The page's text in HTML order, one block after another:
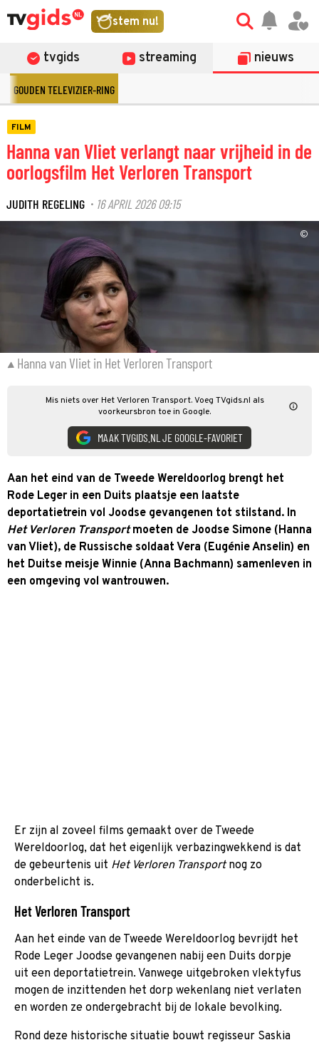
stem nu!
tvgids streaming nieuws
GOUDEN TELEVIZIER-RING
FILM
Hanna van Vliet verlangt naar vrijheid in de
oorlogsfilm Het Verloren Transport
JUDITH REGELING · 16 APRIL 2026 09:15
©
Hanna van Vliet in Het Verloren Transport
Mis niets over Het Verloren Transport. Voeg TVgids.nl als
voorkeursbron toe in Google.
MAAK TVGIDS.NL JE GOOGLE-FAVORIET
Aan het eind van de Tweede Wereldoorlog brengt het
Rode Leger in een Duits plaatsje een laatste
deportatietrein vol Joodse gevangenen tot stilstand. In
Het Verloren Transportmoeten de Joodse Simone (Hanna
van Vliet), de Russische soldaat Vera (Eugénie Anselin) en
het Duitse meisje Winnie (Anna Bachmann) samenleven in
een omgeving vol wantrouwen.
Er zijn al zoveel films gemaakt over de Tweede
Wereldoorlog, dat het eigenlijk verbazingwekkend is dat
de gebeurtenis uit Het Verloren Transportnog zo
onderbelicht is.
Het Verloren Transport
Aan het einde van de Tweede Wereldoorlog bevrijdt het
Rode Leger Joodse gevangenen nabij een Duits dorpje
uit een deportatietrein. Vanwege uitgebroken vlektyfus
mogen de inzittenden het dorp wekenlang niet verlaten
en worden ze ondergebracht bij de lokale bevolking.
Rond deze historische situatie bouwt regisseur Saskia